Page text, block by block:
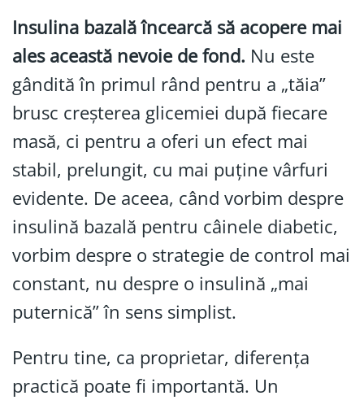
Insulina bazală încearcă să acopere mai
ales această nevoie de fond. Nu este
gândită în primul rând pentru a „tăia”
brusc creșterea glicemiei după fiecare
masă, ci pentru a oferi un efect mai
stabil, prelungit, cu mai puține vârfuri
evidente. De aceea, când vorbim despre
insulină bazală pentru câinele diabetic,
vorbim despre o strategie de control mai
constant, nu despre o insulină „mai
puternică” în sens simplist.
Pentru tine, ca proprietar, diferența
practică poate fi importantă. Un